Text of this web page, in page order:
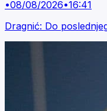
•08/08/2026•16:41
Dragnić: Do